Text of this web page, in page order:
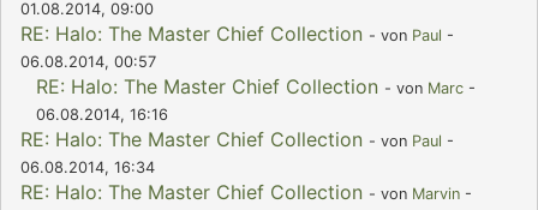
01.08.2014, 09:00
RE: Halo: The Master Chief Collection - von Paul -
06.08.2014, 00:57
RE: Halo: The Master Chief Collection - von Marc -
06.08.2014, 16:16
RE: Halo: The Master Chief Collection - von Paul -
06.08.2014, 16:34
RE: Halo: The Master Chief Collection - von Marvin -